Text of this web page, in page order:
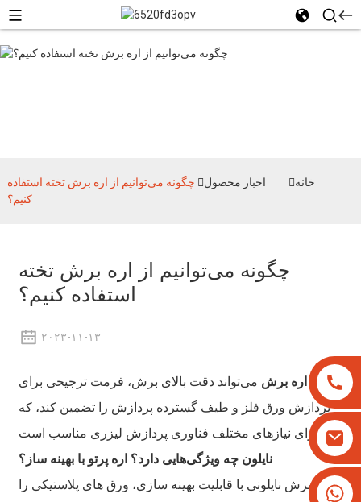
‎+۸۶۱۳۸۲۵۷۹۳۳۴‎
خانه اخبار محصول
چگونه می‌توانیم از اره برش تخته استفاده
کنیم؟
چگونه می‌توانیم از اره برش تخته
استفاده کنیم؟
۲۰۲۳-۱۱-۱۳
تخته اره برش می‌تواند دقت بالای برش، فرمت ترجیحی برای
پردازش ورق فلز و طیف گسترده پردازش را تضمین کند، که
برای نیازهای مختلف فناوری پردازش لیزری مناسب است.
نایلون چه ویژگی‌هایی دارد؟ اره پرتو با بهینه ساز؟
اره برش نایلونی با قابلیت بهینه سازی، ورق های پلاستیکی را